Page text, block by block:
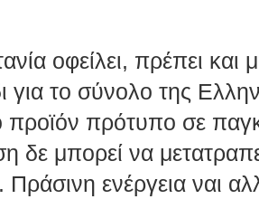
οφείλει, πρέπει και
για το σύνολο της
προϊόν πρότυπο σε
δε μπορεί να
Πράσινη ενέργεια ναι